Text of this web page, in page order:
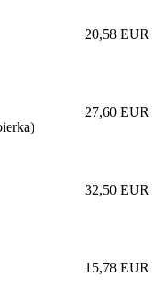
20,58 EUR
27,60 EUR
32,50 EUR
15,78 EUR